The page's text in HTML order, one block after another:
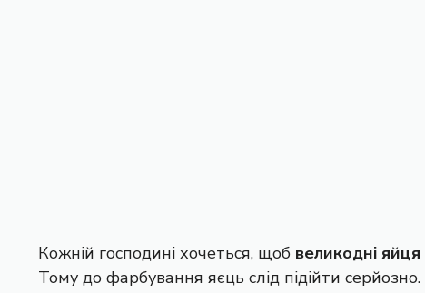
Кожній господині хочеться, щоб великодні яйця
Тому до фарбування яєць слід підійти серйозно.